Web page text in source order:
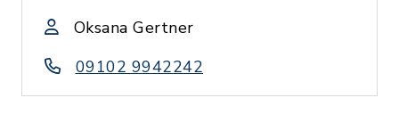
Oksana Gertner
09102 9942242